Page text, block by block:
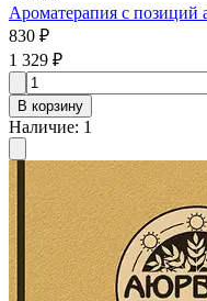
Ароматерапия с позиций
830 ₽
1 329 ₽
В корзину
Наличие: 1